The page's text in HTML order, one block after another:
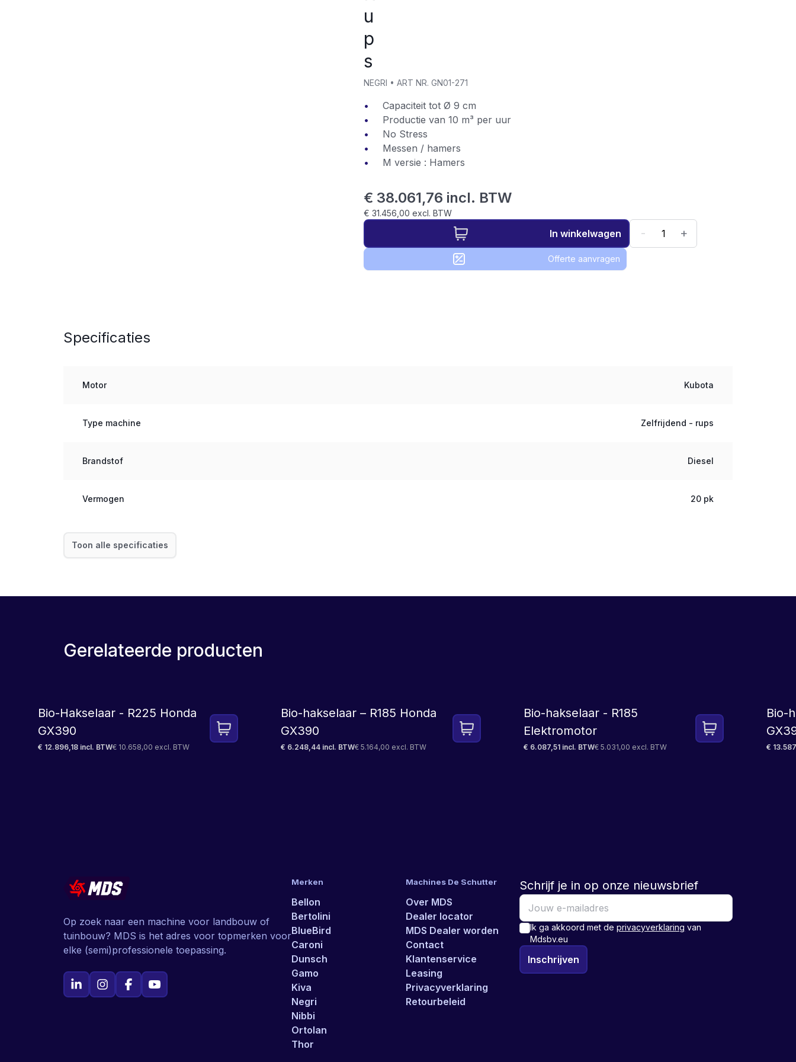
u
p
s
NEGRI •ART NR. GN01-271
Capaciteit tot Ø 9 cm
Productie van 10 m³ per uur
No Stress
Messen / hamers
M versie : Hamers
€ 38.061,76 incl. BTW
€ 31.456,00 excl. BTW
In winkelwagen - +
Offerte aanvragen
Specificaties
Motor Kubota
Type machine Zelfrijdend - rups
Brandstof Diesel
Vermogen 20 pk
Toon alle specificaties
Gerelateerde producten
Bio-Hakselaar - R225 Honda
GX390
€ 12.896,18 incl. BTW€ 10.658,00 excl. BTW
Bio-hakselaar – R185 Honda
GX390
€ 6.248,44 incl. BTW€ 5.164,00 excl. BTW
Bio-hakselaar - R185
Elektromotor
€ 6.087,51 incl. BTW€ 5.031,00 excl. BTW
Bio-
€
Op zoek naar een machine voor landbouw of
tuinbouw? MDS is het adres voor topmerken voor
elke (semi)professionele toepassing.
Merken
Bellon
Bertolini
BlueBird
Caroni
Dunsch
Gamo
Kiva
Negri
Nibbi
Ortolan
Thor
Machines De Schutter
Over MDS
Dealer locator
MDS Dealer worden
Contact
Klantenservice
Leasing
Privacyverklaring
Retourbeleid
Schrijf je in op onze nieuwsbrief
Ik ga akkoord met deprivacyverklaring van
Mdsbv.eu
Inschrijven